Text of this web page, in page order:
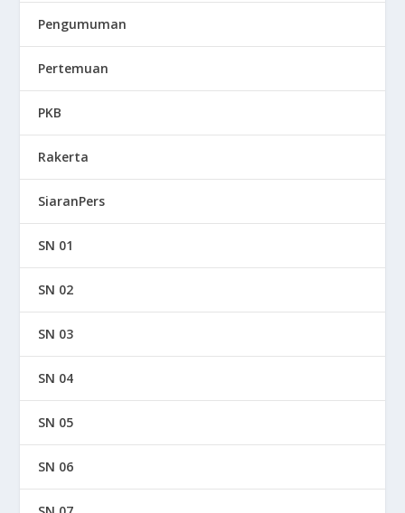
Pengumuman
Pertemuan
PKB
Rakerta
SiaranPers
SN 01
SN 02
SN 03
SN 04
SN 05
SN 06